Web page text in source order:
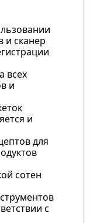
и сканер
всех
и
и
для
сотен
с